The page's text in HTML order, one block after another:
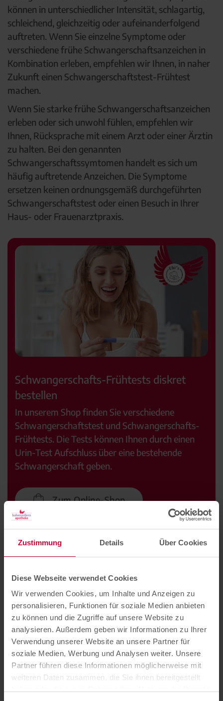
Zustimmung Details Über Cookies
Diese Webseite verwendet Cookies
Wir verwenden Cookies, um Inhalte und Anzeigen zu
personalisieren, Funktionen für soziale Medien anbieten
zu können und die Zugriffe auf unsere Website zu
analysieren. Außerdem geben wir Informationen zu Ihrer
Verwendung unserer Website an unsere Partner für
soziale Medien, Werbung und Analysen weiter. Unsere
Partner führen diese Informationen möglicherweise mit
weiteren Daten zusammen, die Sie ihnen bereitgestellt
können in unterschiedlicher Intensität, schlagartig,
schleichend, gleichzeitig oder aufeinanderfolgend
auftreten. Wenn Sie einzelne Symptome oder
verschiedene frühe Schwangerschaftsanzeichen in
Kombination erleben, empfehlen wir Ihnen, in naher
Zukunft einen Schwangerschaftstest-Frühtest
machen.
Wenn Sie starke frühe Schwangerschaftsanzeichen
erleben oder sich unwohl fühlen, empfehlen wir
Ihnen, Rücksprache mit einem Arzt oder einer Ärztin
zu halten. Bei den genannten
Schwangerschaftssymtomen handelt es sich um
häufig auftretende Anzeichen. Die Symptome
ersetzen keinen ordnungsgemäß durchgeführten
Schwangerschaftstest oder einen Besuch in Ihrer
Haus- oder Frauenarztpraxis.
Schwangerschafts-Frühtests diskret
bestellen
In unserem Shop finden Sie verschiedene
Schwangerschaftstest und Schwangerschafts-
Frühtests. Die Tests können Ihnen durch einen
Urin-Test Aufschluss über eine bestehende
Schwangerschaft geben.
Zum Online-Shop
1. Ausbleiben der Regelblutung,
Schmierblutungen oder leichte Blutungen
Auch wenn das Ausbleiben der Regelblutung zu den
typischen frühen Schwangerschaftsanzeichen
gehört, so können auch Schmierblutungen oder
leichte Blutungen frühe Anzeichen sein.
Schmierblutungen oder leichte Blutungen werden
auch als Einnistungsblutung bezeichnet und können
bei bis zu einem Drittel der Schwangeren auftreten.
Die Einnistungsblutung tritt als frühes